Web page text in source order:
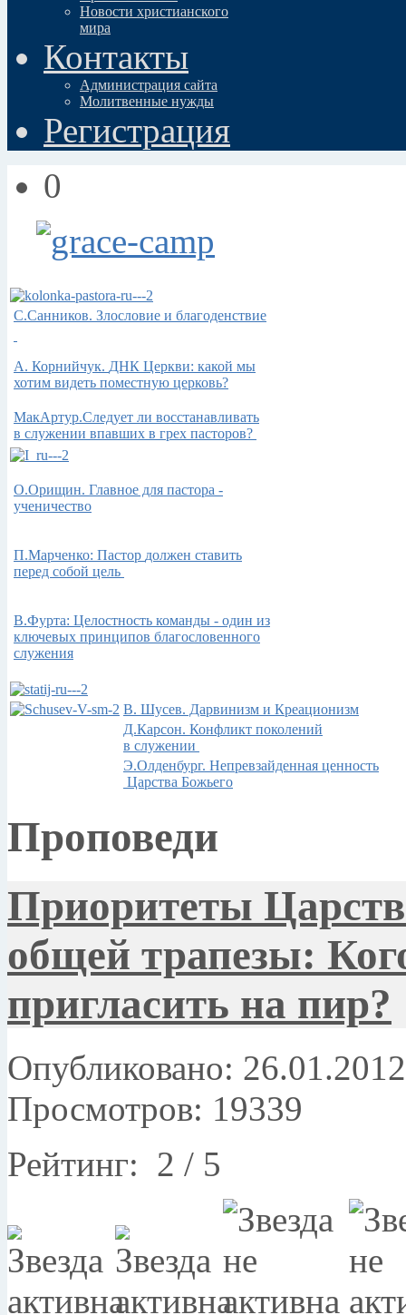
Новости христианского
мира
Контакты
Администрация сайта
Молитвенные нужды
Регистрация
0
С.Санников. Злословие и благоденствие
А. Корнийчук. ДНК Церкви: какой мы
хотим видеть поместную церковь?
МакАртур.Следует ли восстанавливать
в служении впавших в грех пасторов?
О.Орищин. Главное для пастора -
ученичество
П.Марченко: Пастор должен ставить
перед собой цель
В.Фурта: Целостность команды - один из
ключевых принципов благословенного
служения
В. Шусев. Дарвинизм и Креационизм
Д.Карсон. Конфликт поколений
в служении
Э.Олденбург. Непревзайденная ценность
Царства Божьего
Проповеди
Приоритеты
общей трапeзы:
пригласить на пир?
Опубликовано:
Просмотров: 19339
Рейтинг: 2 / 5